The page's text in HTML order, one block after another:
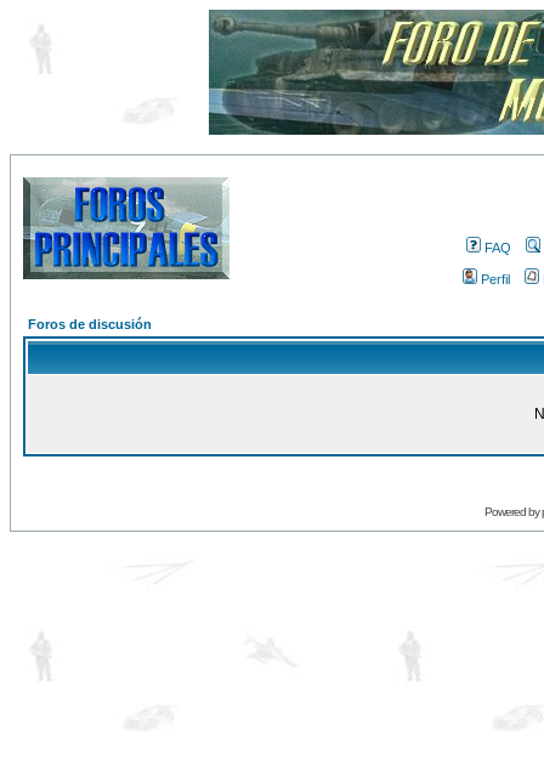
FAQ
Perfil
Foros de discusión
Powered by